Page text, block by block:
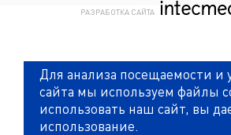
РАЗРАБОТКА САЙТА
Для анализа посещаемости и
сайта мы используем файлы
использовать наш сайт, вы
использование.